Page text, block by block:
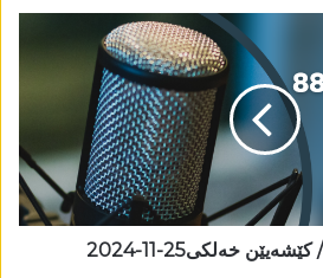
خەلکی25-11-2024